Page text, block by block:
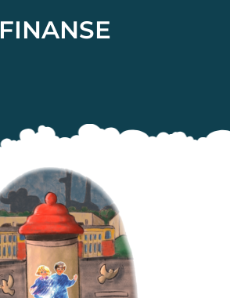
FINANSE